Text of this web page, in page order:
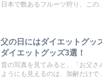
日本で数あるフルーツ狩り、この
父の日にはダイエットグッ
ダイエットグッズ3選！
昔の写真を見てみると、「お父
ようにも見えるのは、加齢だけで...